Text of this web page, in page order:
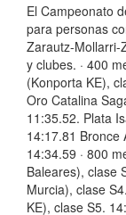
El Campeonato
para personas
Zarautz-Mollarri-
y clubes. · 400
(Konporta KE),
Oro Catalina
11:35.52. Plata
14:17.81 Bronce
14:34.59 · 800
Baleares), clase
Murcia), clase
KE), clase S5.